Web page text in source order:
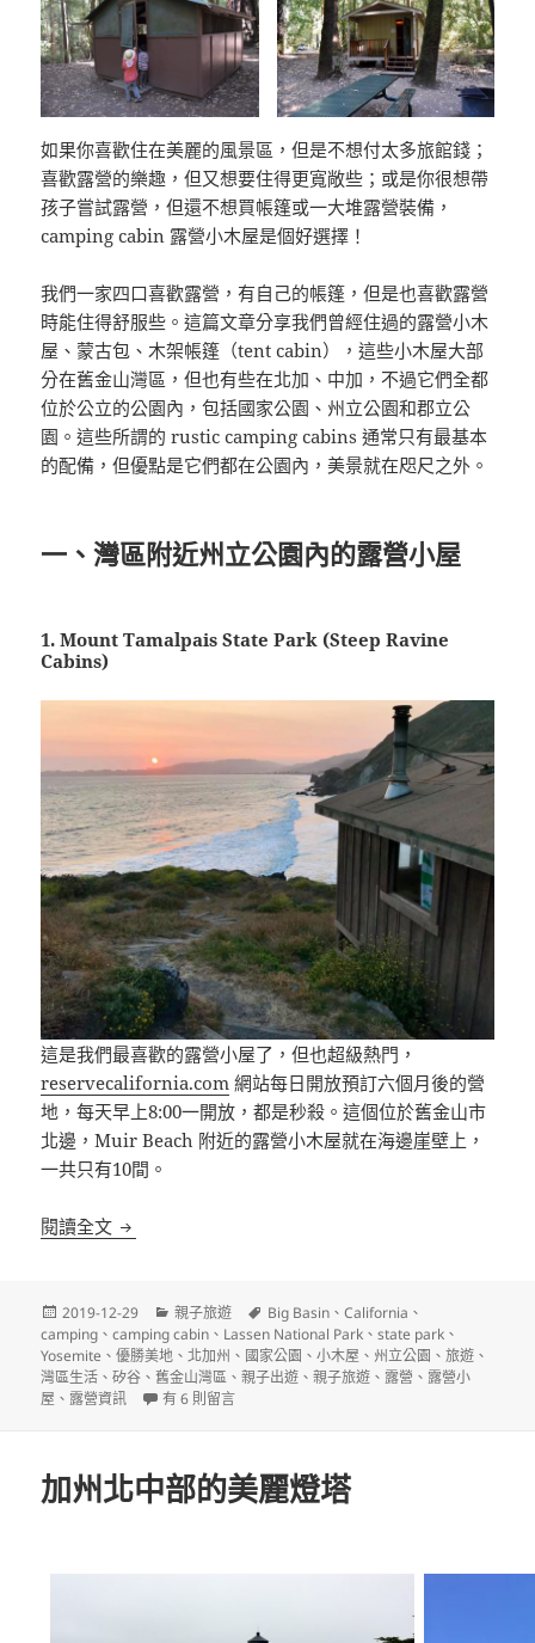
如果你喜歡住在美麗的風景區，但是不想付太多旅館錢；
喜歡露營的樂趣，但又想要住得更寬敞些；或是你很想帶
孩子嘗試露營，但還不想買帳篷或一大堆露營裝備，
camping cabin 露營小木屋是個好選擇！
我們一家四口喜歡露營，有自己的帳篷，但是也喜歡露營
時能住得舒服些。這篇文章分享我們曾經住過的露營小木
屋、蒙古包、木架帳篷（tent cabin），這些小木屋大部
分在舊金山灣區，但也有些在北加、中加，不過它們全都
位於公立的公園內，包括國家公園、州立公園和郡立公
園。這些所謂的 rustic camping cabins 通常只有最基本
的配備，但優點是它們都在公園內，美景就在咫尺之外。
一、灣區附近州立公園內的露營小屋
1. Mount Tamalpais State Park (Steep Ravine
Cabins)
這是我們最喜歡的露營小屋了，但也超級熱門，
reservecalifornia.com 網站每日開放預訂六個月後的營
地，每天早上8:00一開放，都是秒殺。這個位於舊金山市
北邊，Muir Beach 附近的露營小木屋就在海邊崖壁上，
一共只有10間。
閱讀全文 北加州露營小木屋介紹
發
佈
日
期:
2019-12-29
分
類
親子旅遊
標
籤
Big Basin 、California 、
camping 、camping cabin 、 Lassen National Park 、state park 、
Yosemite 、優勝美地 、北加州 、 國家公園 、小木屋 、 州立公園 、旅遊 、
灣區生活 、矽谷 、舊金山灣區 、親子出遊 、親子旅遊 、 露營 、 露營小
屋 、 露營資訊 在〈北加州露營小木屋介紹〉中
有 6 則留言
加州北中部的美麗燈塔